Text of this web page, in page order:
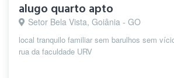
alugo quarto apto
Setor Bela Vista, Goiânia - GO
local tranquilo familiar sem barulhos sem
rua da faculdade URV